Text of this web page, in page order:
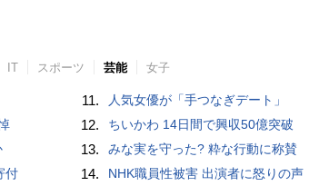
IT スポーツ 芸能 女子
付
11. 人気女優が「手つなぎデート」
12. ちいかわ 14日間で興収50億突破
13. みな実を守った? 粋な行動に称賛
14. NHK職員性被害 出演者に怒りの声